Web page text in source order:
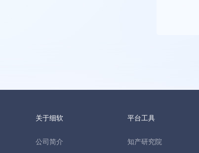
关于细软
公司简介
平台工具
知产研究院